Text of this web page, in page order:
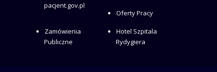
pacjent.gov.pl
Oferty Pracy
Zamówienia
Publiczne
Hotel Szpitala
Rydygiera